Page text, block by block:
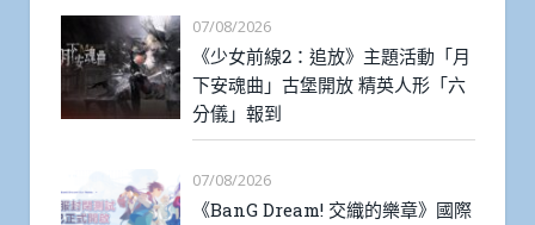
07/08/2026
《少女前線2：追放》主題活動「月
下安魂曲」古堡開放 精英人形「六
分儀」報到
07/08/2026
《BanG Dream! 交織的樂章》國際